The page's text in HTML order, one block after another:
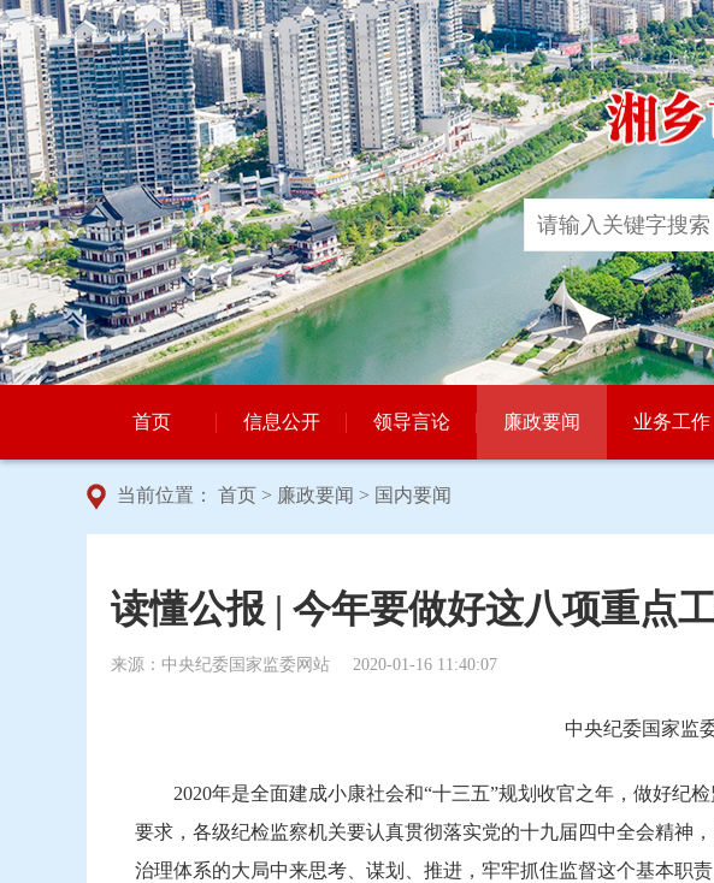
首页 信息公开 领导言论 廉政要闻 业务工作
当前位置： 首页 > 廉政要闻 > 国内要闻
读懂公报 | 今年要做好这八项重点
来源：中央纪委国家监委网站 2020-01-16 11:40:07
中央纪委国家监
2020年是全面建成小康社会和“十三五”规划收官之年，做好纪
要求，各级纪检监察机关要认真贯彻落实党的十九届四中全会精神
治理体系的大局中来思考、谋划、推进，牢牢抓住监督这个基本职